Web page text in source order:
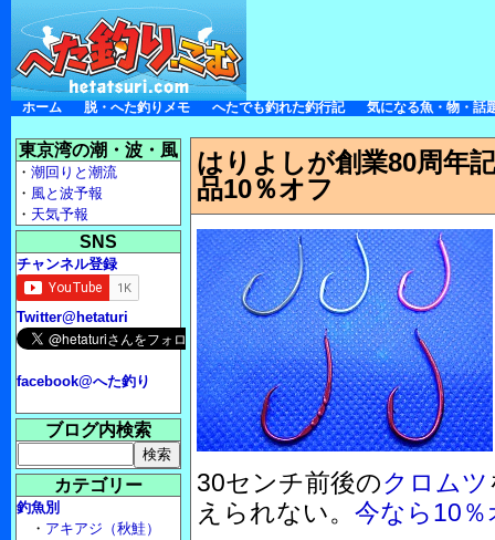
ホーム 脱・へた釣りメモ へたでも釣れた釣行記 気になる魚・物・話
はりよしが創業80周年
品10％オフ
30センチ前後のクロムツ
えられない。 今なら10％
東京湾の潮・波・風
・ 潮回りと潮流
・ 風と波予報
・ 天気予報
SNS
チャンネル登録
Twitter@hetaturi
facebook@へた釣り
ブログ内検索
カテゴリー
釣魚別
・ アキアジ（秋鮭）